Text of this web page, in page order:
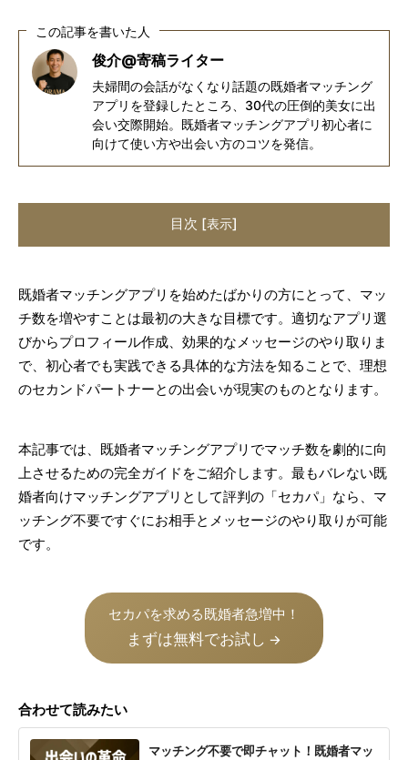
この記事を書いた人
俊介@寄稿ライター
夫婦間の会話がなくなり話題の既婚者マッチング
アプリを登録したところ、30代の圧倒的美女に出
会い交際開始。既婚者マッチングアプリ初心者に
向けて使い方や出会い方のコツを発信。
目次 [表示]
既婚者マッチングアプリを始めたばかりの方にとって、マッ
チ数を増やすことは最初の大きな目標です。適切なアプリ選
びからプロフィール作成、効果的なメッセージのやり取りま
で、初心者でも実践できる具体的な方法を知ることで、理想
のセカンドパートナーとの出会いが現実のものとなります。
本記事では、既婚者マッチングアプリでマッチ数を劇的に向
上させるための完全ガイドをご紹介します。最もバレない既
婚者向けマッチングアプリとして評判の「セカパ」なら、マ
ッチング不要ですぐにお相手とメッセージのやり取りが可能
です。
セカパを求める既婚者急増中！
まずは無料でお試し →
合わせて読みたい
マッチング不要で即チャット！既婚者マッ